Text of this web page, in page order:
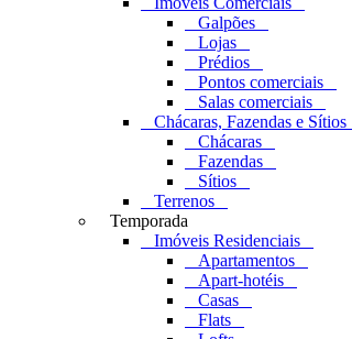
Galpões
Lojas
Prédios
Pontos comerciais
Salas comerciais
Chácaras, Fazendas e Sítios
Chácaras
Fazendas
Sítios
Terrenos
Temporada
Imóveis Residenciais
Apartamentos
Apart-hotéis
Casas
Flats